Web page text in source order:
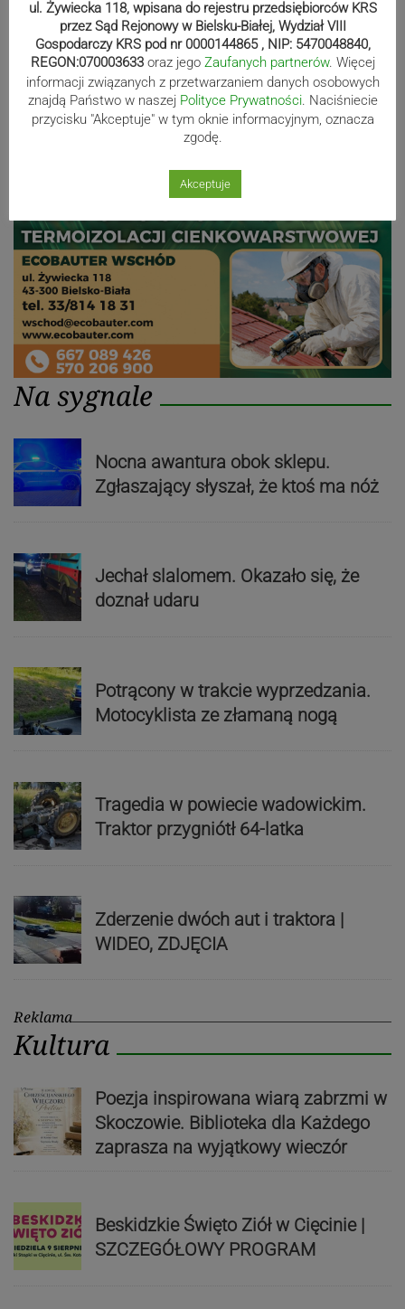
Nakamura z dubletem w Wiśle.
Dyskwalifikacja Waszka zmieniła
klasyfikację Polaków
Reklama
Na sygnale
Nocna awantura obok sklepu.
Zgłaszający słyszał, że ktoś ma nóż
Jechał slalomem. Okazało się, że
doznał udaru
Potrącony w trakcie wyprzedzania.
Motocyklista ze złamaną nogą
Tragedia w powiecie wadowickim.
Traktor przygniótł 64-latka
Zderzenie dwóch aut i traktora |
WIDEO, ZDJĘCIA
Reklama
Kultura
Poezja inspirowana wiarą zabrzmi w
Skoczowie. Biblioteka dla Każdego
zaprasza na wyjątkowy wieczór
Beskidzkie Święto Ziół w Cięcinie |
SZCZEGÓŁOWY PROGRAM
ul. Żywiecka 118, wpisana do rejestru przedsiębiorców KRS
przez Sąd Rejonowy w Bielsku-Białej, Wydział VIII
Gospodarczy KRS pod nr 0000144865 , NIP: 5470048840,
REGON:070003633 oraz jego Zaufanych partnerów. Więcej
informacji związanych z przetwarzaniem danych osobowych
znajdą Państwo w naszej Polityce Prywatności. Naciśniecie
przycisku "Akceptuje" w tym oknie informacyjnym, oznacza
zgodę.
Akceptuje